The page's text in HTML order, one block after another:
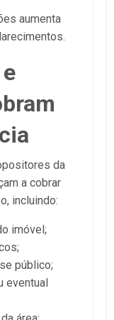
aumenta
da
a cobrar
incluindo:
imóvel;
público;
eventual